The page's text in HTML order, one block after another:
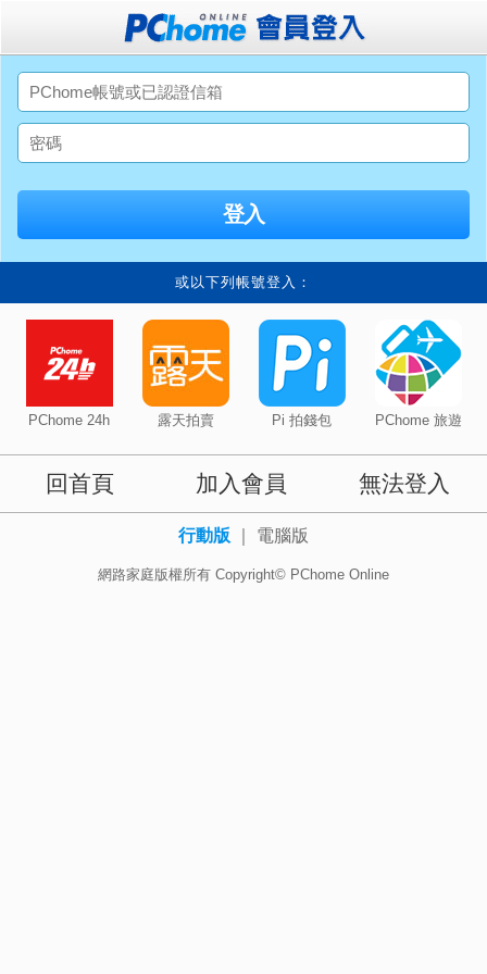
或以下列帳號登入：
PChome 24h 露天拍賣 Pi 拍錢包 PChome 旅遊
回首頁 加入會員 無法登入
行動版 電腦版
網路家庭版權所有 Copyright© PChome Online